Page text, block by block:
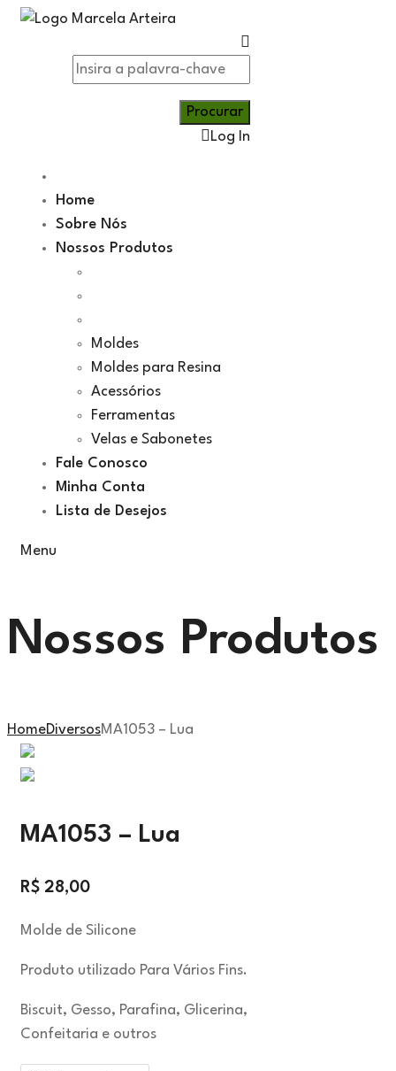
Log In
Home
Sobre Nós
Nossos Produtos
Moldes
Moldes para Resina
Acessórios
Ferramentas
Velas e Sabonetes
Fale Conosco
Minha Conta
Lista de Desejos
Menu
Nossos Produtos
HomeDiversosMA1053 – Lua
MA1053 – Lua
R$ 28,00
Molde de Silicone
Produto utilizado Para Vários Fins.
Biscuit, Gesso, Parafina, Glicerina,
Confeitaria e outros